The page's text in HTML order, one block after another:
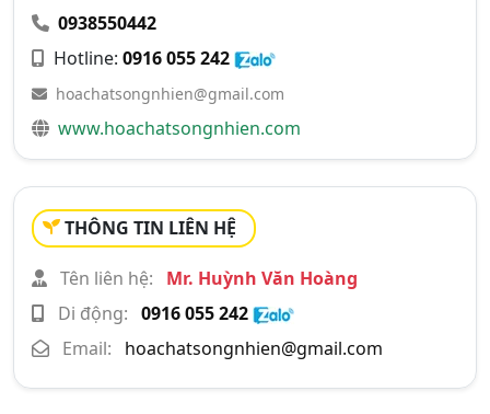
0938550442
Hotline: 0916 055 242
hoachatsongnhien@gmail.com
www.hoachatsongnhien.com
THÔNG TIN LIÊN HỆ
Tên liên hệ:
Mr. Huỳnh Văn Hoàng
Di động: 0916 055 242
Email:
hoachatsongnhien@gmail.com